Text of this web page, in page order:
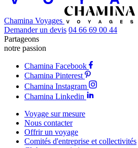
Chamina Voyages
Demander un devis 04 66 69 00 44
Partageons
notre passion
Chamina Facebook
Chamina Pinterest
Chamina Instagram
Chamina Linkedin
Voyage sur mesure
Nous contacter
Offrir un voyage
Comités d'entreprise et collectivités